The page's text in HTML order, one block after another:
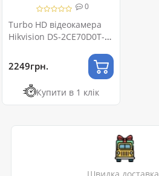
0
Turbo HD відеокамера
Hikvision DS-2CE70D0T-
2249грн.
Купити в 1 клік